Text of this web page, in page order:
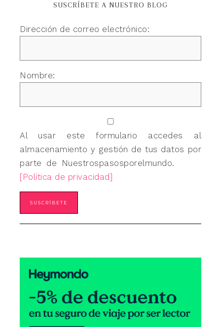
SUSCRÍBETE A NUESTRO BLOG
Dirección de correo electrónico:
Nombre:
Al usar este formulario accedes al
almacenamiento y gestión de tus datos por
parte de Nuestrospasosporelmundo.
[Política de privacidad]